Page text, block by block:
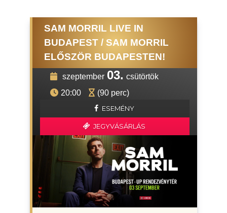
SAM MORRIL LIVE IN
BUDAPEST / SAM MORRIL
ELŐSZÖR BUDAPESTEN!
szeptember 03. csütörtök
20:00
(90 perc)
ESEMÉNY
JEGYVÁSÁRLÁS